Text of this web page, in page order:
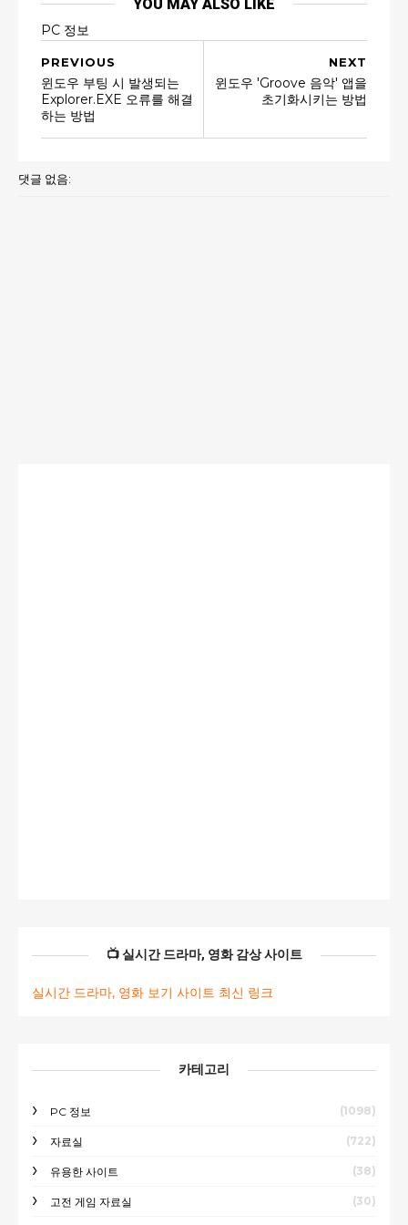
YOU MAY ALSO LIKE
PC 정보
NEXT
윈도우 'Groove 음악' 앱을
초기화시키는 방법
PREVIOUS
윈도우 부팅 시 발생되는
Explorer.EXE 오류를 해결
하는 방법
댓글 없음:
📺 실시간 드라마, 영화 감상 사이트
실시간 드라마, 영화 보기 사이트 최신 링크
카테고리
PC 정보 (1098)
자료실 (722)
유용한 사이트 (38)
고전 게임 자료실 (30)